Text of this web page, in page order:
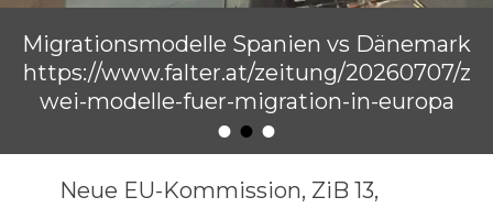
•••
Migrationsmodelle Spanien vs Dänemark
https://www.falter.at/zeitung/20260707/z
wei-modelle-fuer-migration-in-europa
Raimund Löw
Neue EU-Kommission, ZiB 13,